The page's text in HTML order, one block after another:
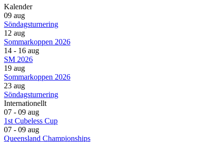
Kalender
09 aug
Söndagsturnering
12 aug
Sommarkoppen 2026
14 - 16 aug
SM 2026
19 aug
Sommarkoppen 2026
23 aug
Söndagsturnering
Internationellt
07 - 09 aug
1st Cubeless Cup
07 - 09 aug
Queensland Championships